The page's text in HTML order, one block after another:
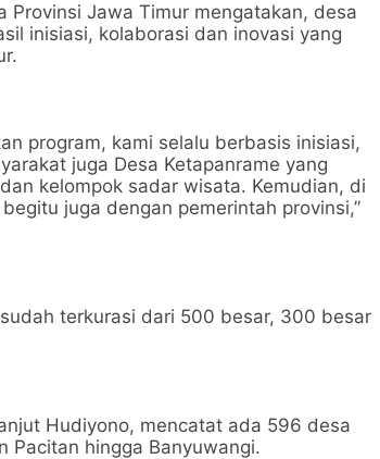
Provinsi Jawa Timur mengatakan, desa
inisiasi, kolaborasi dan inovasi yang
program, kami selalu berbasis inisiasi,
juga Desa Ketapanrame yang
kelompok sadar wisata. Kemudian, di
juga dengan pemerintah provinsi,”
terkurasi dari 500 besar, 300 besar
Hudiyono, mencatat ada 596 desa
Pacitan hingga Banyuwangi.